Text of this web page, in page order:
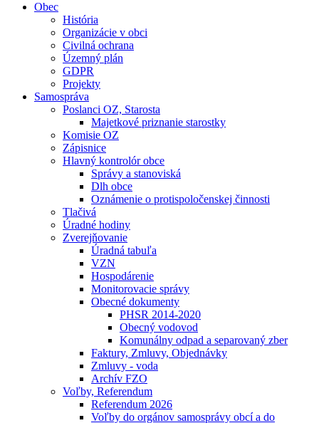
Obec
História
Organizácie v obci
Civilná ochrana
Územný plán
GDPR
Projekty
Samospráva
Poslanci OZ, Starosta
Majetkové priznanie starostky
Komisie OZ
Zápisnice
Hlavný kontrolór obce
Správy a stanoviská
Dlh obce
Oznámenie o protispoločenskej činnosti
Tlačivá
Úradné hodiny
Zverejňovanie
Úradná tabuľa
VZN
Hospodárenie
Monitorovacie správy
Obecné dokumenty
PHSR 2014-2020
Obecný vodovod
Komunálny odpad a separovaný zber
Faktury, Zmluvy, Objednávky
Zmluvy - voda
Archív FZO
Voľby, Referendum
Referendum 2026
Voľby do orgánov samosprávy obcí a do